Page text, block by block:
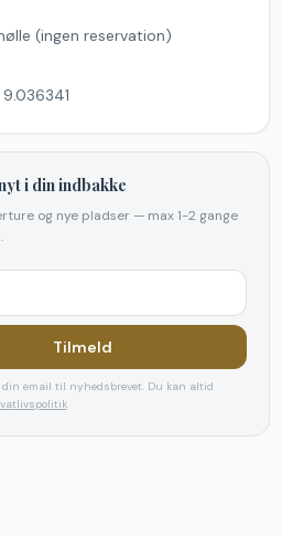
(ingen reservation)
9.036341
i din indbakke
og nye pladser — max 1-2 gange
Tilmeld
email til nyhedsbrevet. Du kan altid